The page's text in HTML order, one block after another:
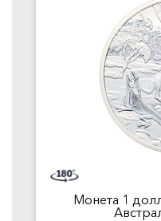
Монета 1